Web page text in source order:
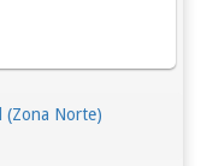
(Zona Norte)